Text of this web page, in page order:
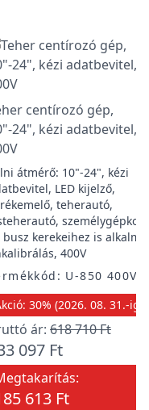
centírozó gép,
24", kézi adatbevitel,
átmérő: 10"-24", kézi
LED kijelző,
teherautó,
busz kerekeihez is
400V
U-850 400V
30% (2026. 08. 31.-ig)
ár: 618 710 Ft
097 Ft
613 Ft